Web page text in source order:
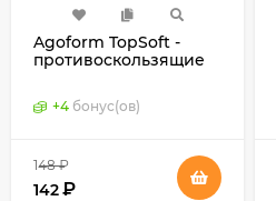
Agoform TopSoft -
противоскользящие
выдвижных ящиков,
Германия
+4 бонус(ов)
148 ₽
142₽